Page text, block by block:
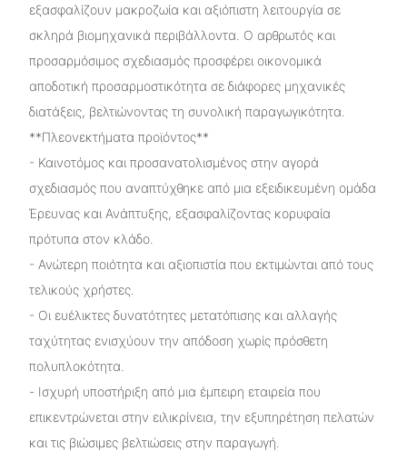
εξασφαλίζουν μακροζωία και αξιόπιστη λειτουργία σε
σκληρά βιομηχανικά περιβάλλοντα. Ο αρθρωτός και
προσαρμόσιμος σχεδιασμός προσφέρει οικονομικά
αποδοτική προσαρμοστικότητα σε διάφορες μηχανικές
διατάξεις, βελτιώνοντας τη συνολική παραγωγικότητα.
**Πλεονεκτήματα προϊόντος**
- Καινοτόμος και προσανατολισμένος στην αγορά
σχεδιασμός που αναπτύχθηκε από μια εξειδικευμένη ομάδα
Έρευνας και Ανάπτυξης, εξασφαλίζοντας κορυφαία
πρότυπα στον κλάδο.
- Ανώτερη ποιότητα και αξιοπιστία που εκτιμώνται από τους
τελικούς χρήστες.
- Οι ευέλικτες δυνατότητες μετατόπισης και αλλαγής
ταχύτητας ενισχύουν την απόδοση χωρίς πρόσθετη
πολυπλοκότητα.
- Ισχυρή υποστήριξη από μια έμπειρη εταιρεία που
επικεντρώνεται στην ειλικρίνεια, την εξυπηρέτηση πελατών
και τις βιώσιμες βελτιώσεις στην παραγωγή.